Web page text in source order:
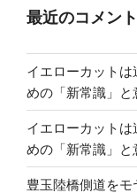
最近のコメント
イエローカット
めの「新常識」と
イエローカット
めの「新常識」と
豊玉陸橋側道を